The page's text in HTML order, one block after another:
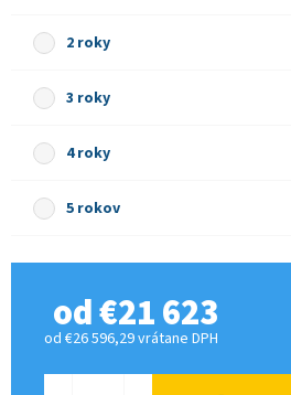
2 roky
3 roky
4 roky
5 rokov
od€21 623
od €26 596,29vrátane DPH